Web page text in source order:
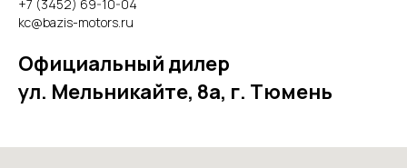
+7 (3452) 69-10-04
kc@bazis-motors.ru
Официальный дилер
ул. Мельникайте, 8а, г. Тюмень